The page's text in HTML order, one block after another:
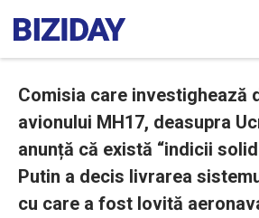
Comisia care investighează
avionului MH17, deasupra
anunță că există “indicii
Putin a decis livrarea
cu care a fost lovită